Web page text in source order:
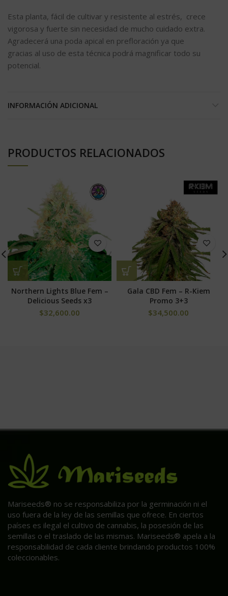
Esta planta, fácil de cultivar y resistente al estrés, crece
vigorosa y fuerte sin necesidad de mucho cuidado extra.
Agradecerá una poda apical en prefloración ya que
gracias al uso de esta técnica podrá magnificar todo su
potencial.
INFORMACIÓN ADICIONAL
PRODUCTOS RELACIONADOS
Northern Lights Blue Fem –
Delicious Seeds x3
$32,600.00
Gala CBD Fem – R-Kiem
Promo 3+3
$34,500.00
Mariseeds® no se responsabiliza por la germinación ni el
uso fuera de la ley de las semillas que ofrece. En ciertos
países es ilegal el cultivo de cannabis, la posesión de las
semillas o el traslado de las mismas. Mariseeds® apela a la
responsabilidad de cada cliente brindando productos 100%
coleccionables.